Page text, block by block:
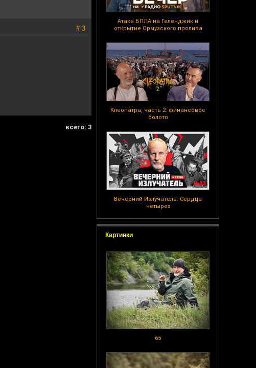
Атака БПЛА на Геленджик и
открытие Ормузского пролива
Клеопатра, часть 2: финансовое
болото
Вечерний Излучатель: Сердца
четырех
Картинки
65
# 3
всего: 3